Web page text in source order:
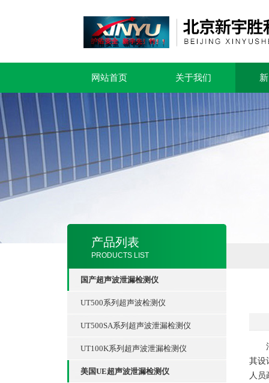
网站首页 关于我们
产品列表
PRODUCTS LIST
国产超声波泄漏检测仪
UT500系列超声波检测仪
UT500SA系列超声波泄漏检测仪
UT100K系列超声波泄漏检测仪
美国UE超声波泄漏检测仪
消
其设
人员